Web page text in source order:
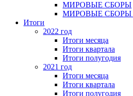
МИРОВЫЕ СБОРЫ
МИРОВЫЕ СБОРЫ
Итоги
2022 год
Итоги месяца
Итоги квартала
Итоги полугодия
2021 год
Итоги месяца
Итоги квартала
Итоги полугодия